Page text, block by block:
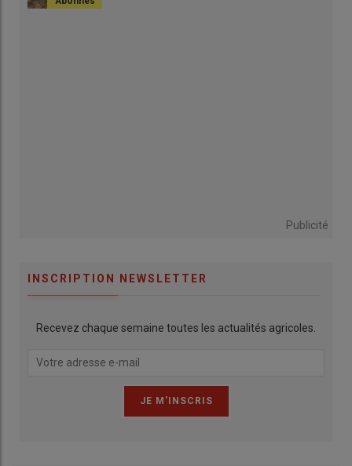
Publicité
INSCRIPTION NEWSLETTER
Recevez chaque semaine toutes les actualités agricoles.